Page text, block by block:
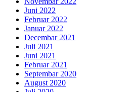
Juni 2022
Februar 2022
Januar 2022
Decembar 2021
Juli 2021
Juni 2021
Februar 2021
Septembar 2020
August 2020